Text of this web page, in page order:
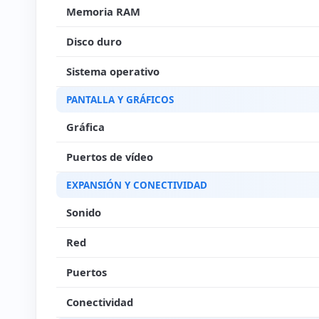
Memoria RAM
Disco duro
Sistema operativo
PANTALLA Y GRÁFICOS
Gráfica
Puertos de vídeo
EXPANSIÓN Y CONECTIVIDAD
Sonido
Red
Puertos
Conectividad